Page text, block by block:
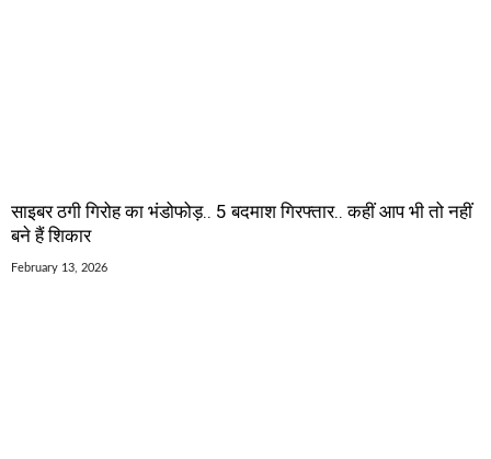
साइबर ठगी गिरोह का भंडोफोड़.. 5 बदमाश गिरफ्तार.. कहीं आप भी तो नहीं
बने हैं शिकार
February 13, 2026